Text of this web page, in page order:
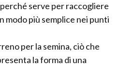
serve per raccogliere
modo più semplice nei punti
per la semina, ciò che
la forma di una